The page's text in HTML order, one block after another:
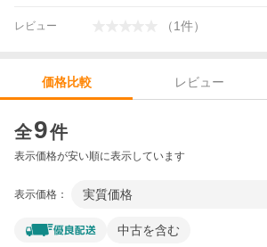
レビュー （1件）
価格比較 レビュー
全9件
表示価格が安い順に表示しています
表示価格： 実質価格
中古を含む